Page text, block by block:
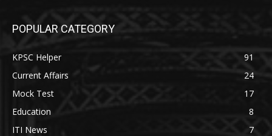
POPULAR CATEGORY
KPSC Helper
91
Current Affairs
24
Mock Test
17
Education
8
ITI News
7